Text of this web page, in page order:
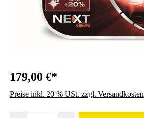
179,00 €*
Preise inkl. 20 % USt. zzgl. Versandkosten